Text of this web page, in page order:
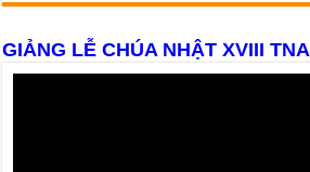
GIẢNG LỄ CHÚA NHẬT XVIII TNA